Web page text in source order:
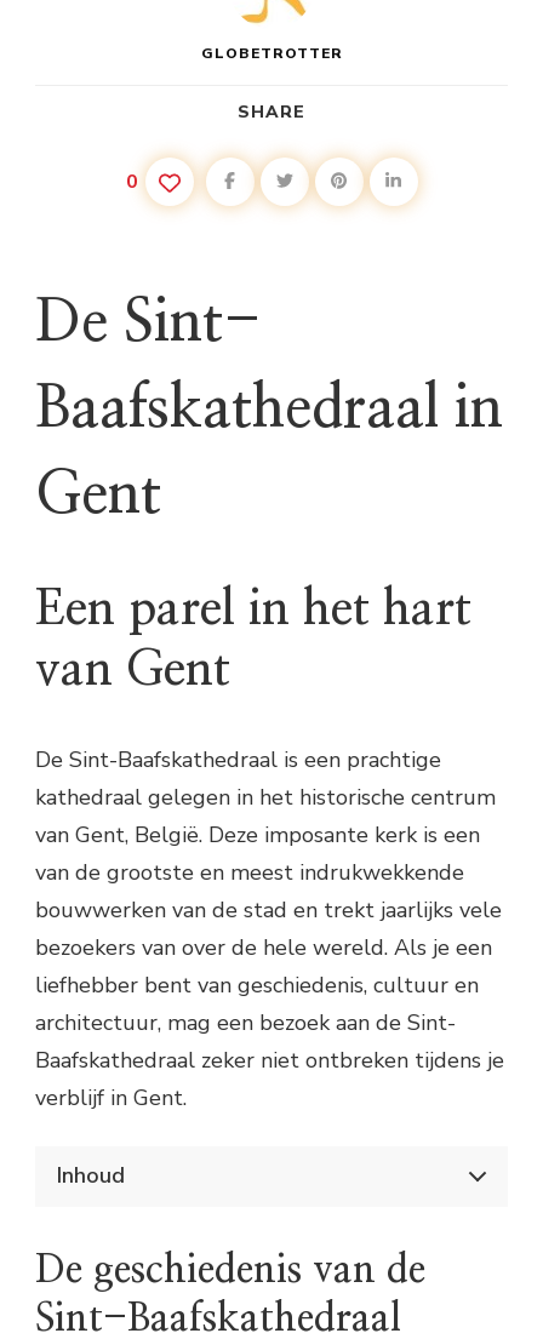
GLOBETROTTER
SHARE
0
De Sint-
Baafskathedraal in
Gent
Een parel in het hart
van Gent
De Sint-Baafskathedraal is een prachtige
kathedraal gelegen in het historische centrum
van Gent, België. Deze imposante kerk is een
van de grootste en meest indrukwekkende
bouwwerken van de stad en trekt jaarlijks vele
bezoekers van over de hele wereld. Als je een
liefhebber bent van geschiedenis, cultuur en
architectuur, mag een bezoek aan de Sint-
Baafskathedraal zeker niet ontbreken tijdens je
verblijf in Gent.
Inhoud
De geschiedenis van de Sint-
Baafskathedraal
Hoogtepunten van de Sint-
Baafskathedraal
De geschiedenis van de
Sint-Baafskathedraal